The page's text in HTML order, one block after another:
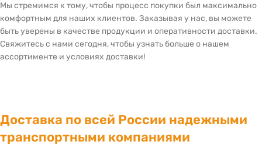
Мы стремимся к тому, чтобы процесс покупки был максимально
комфортным для наших клиентов. Заказывая у нас, вы можете
быть уверены в качестве продукции и оперативности доставки.
Свяжитесь с нами сегодня, чтобы узнать больше о нашем
ассортименте и условиях доставки!
Доставка по всей России надежными
транспортными компаниями